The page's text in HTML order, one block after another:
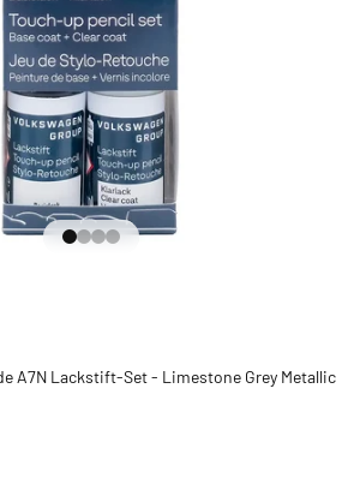
Gehe zu Element 1
Gehe zu Element 2
Gehe zu Element 3
Gehe zu Element 4
A7N Lackstift-Set - Limestone Grey Metallic